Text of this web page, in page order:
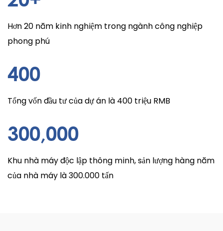
Hơn 20 năm kinh nghiệm trong ngành công nghiệp
phong phú
400
Tổng vốn đầu tư của dự án là 400 triệu RMB
300,000
Khu nhà máy độc lập thông minh, sản lượng hàng năm
của nhà máy là 300.000 tấn